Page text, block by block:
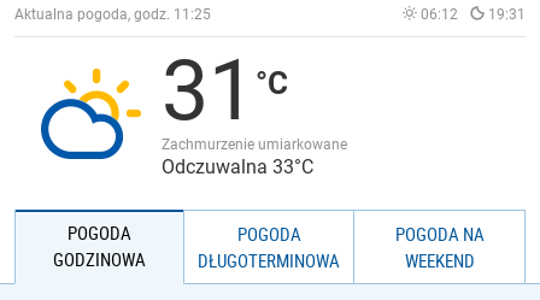
JAKOŚĆ POWIETRZA
Aktualna pogoda, godz. 11:25 06:12 19:31
31
Zachmurzenie umiarkowane
Odczuwalna 33°C
POGODA
GODZINOWA
POGODA
DŁUGOTERMINOWA
POGODA NA
WEEKEND